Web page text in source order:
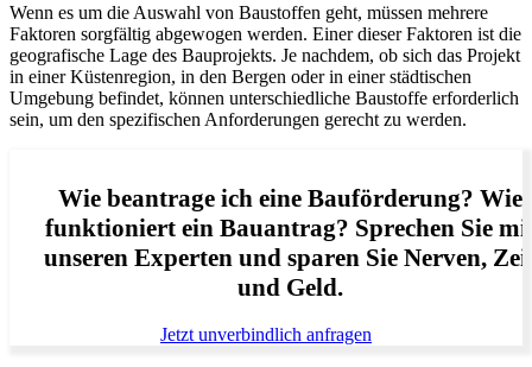
Wenn es um die Auswahl von Baustoffen geht, müssen mehrere
Faktoren sorgfältig abgewogen werden. Einer dieser Faktoren ist die
geografische Lage des Bauprojekts. Je nachdem, ob sich das Projekt
in einer Küstenregion, in den Bergen oder in einer städtischen
Umgebung befindet, können unterschiedliche Baustoffe erforderlich
sein, um den spezifischen Anforderungen gerecht zu werden.
Wie beantrage ich eine Bauförderung? Wie
funktioniert ein Bauantrag? Sprechen Sie
unseren Experten und sparen Sie Nerven,
und Geld.
Jetzt unverbindlich anfragen